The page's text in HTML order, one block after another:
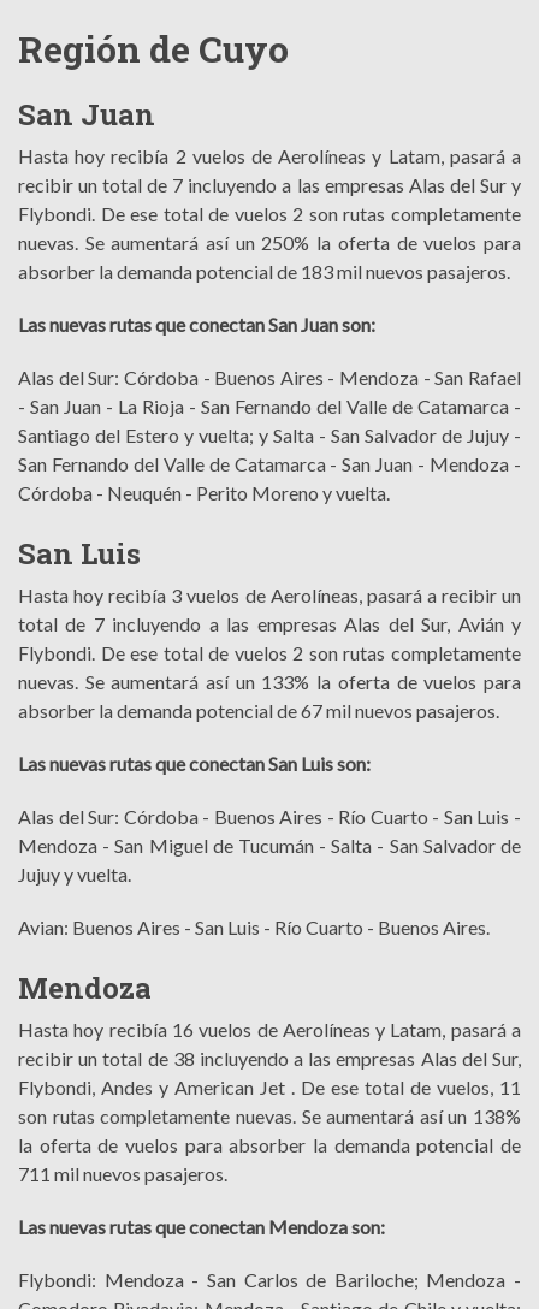
Región de Cuyo
San Juan
Hasta hoy recibía 2 vuelos de Aerolíneas y Latam, pasará a
recibir un total de 7 incluyendo a las empresas Alas del Sur y
Flybondi. De ese total de vuelos 2 son rutas completamente
nuevas. Se aumentará así un 250% la oferta de vuelos para
absorber la demanda potencial de 183 mil nuevos pasajeros.
Las nuevas rutas que conectan San Juan son:
Alas del Sur: Córdoba - Buenos Aires - Mendoza - San Rafael
- San Juan - La Rioja - San Fernando del Valle de Catamarca -
Santiago del Estero y vuelta; y Salta - San Salvador de Jujuy -
San Fernando del Valle de Catamarca - San Juan - Mendoza -
Córdoba - Neuquén - Perito Moreno y vuelta.
San Luis
Hasta hoy recibía 3 vuelos de Aerolíneas, pasará a recibir un
total de 7 incluyendo a las empresas Alas del Sur, Avián y
Flybondi. De ese total de vuelos 2 son rutas completamente
nuevas. Se aumentará así un 133% la oferta de vuelos para
absorber la demanda potencial de 67 mil nuevos pasajeros.
Las nuevas rutas que conectan San Luis son:
Alas del Sur: Córdoba - Buenos Aires - Río Cuarto - San Luis -
Mendoza - San Miguel de Tucumán - Salta - San Salvador de
Jujuy y vuelta.
Avian: Buenos Aires - San Luis - Río Cuarto - Buenos Aires.
Mendoza
Hasta hoy recibía 16 vuelos de Aerolíneas y Latam, pasará a
recibir un total de 38 incluyendo a las empresas Alas del Sur,
Flybondi, Andes y American Jet . De ese total de vuelos, 11
son rutas completamente nuevas. Se aumentará así un 138%
la oferta de vuelos para absorber la demanda potencial de
711 mil nuevos pasajeros.
Las nuevas rutas que conectan Mendoza son:
Flybondi: Mendoza - San Carlos de Bariloche; Mendoza -